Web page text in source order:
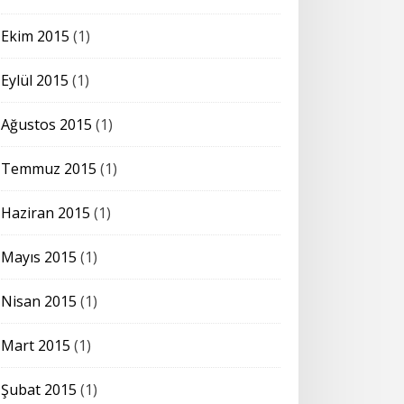
Ekim 2015 (1)
Eylül 2015 (1)
Ağustos 2015 (1)
Temmuz 2015 (1)
Haziran 2015 (1)
Mayıs 2015 (1)
Nisan 2015 (1)
Mart 2015 (1)
Şubat 2015 (1)